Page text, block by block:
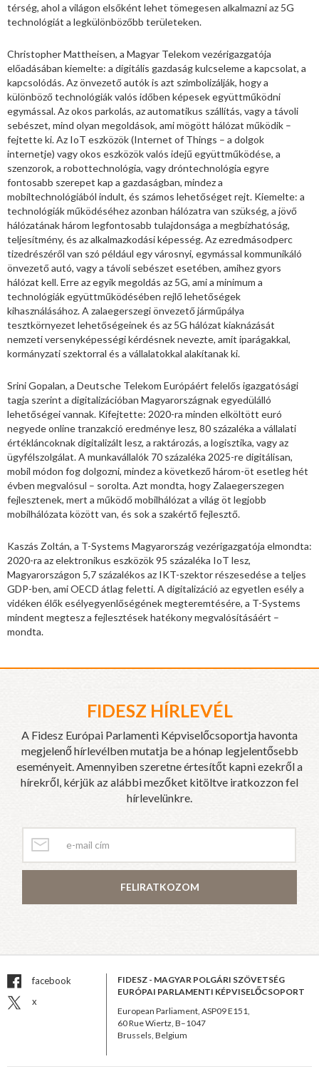
térség, ahol a világon elsőként lehet tömegesen alkalmazni az 5G
technológiát a legkülönbözőbb területeken.
Christopher Mattheisen, a Magyar Telekom vezérigazgatója
előadásában kiemelte: a digitális gazdaság kulcseleme a kapcsolat, a
kapcsolódás. Az önvezető autók is azt szimbolizálják, hogy a
különböző technológiák valós időben képesek együttműködni
egymással. Az okos parkolás, az automatikus szállítás, vagy a távoli
sebészet, mind olyan megoldások, ami mögött hálózat működik –
fejtette ki. Az IoT eszközök (Internet of Things – a dolgok
internetje) vagy okos eszközök valós idejű együttműködése, a
szenzorok, a robottechnológia, vagy dróntechnológia egyre
fontosabb szerepet kap a gazdaságban, mindez a
mobiltechnológiából indult, és számos lehetőséget rejt. Kiemelte: a
technológiák működéséhez azonban hálózatra van szükség, a jövő
hálózatának három legfontosabb tulajdonsága a megbízhatóság,
teljesítmény, és az alkalmazkodási képesség. Az ezredmásodperc
tizedrészéről van szó például egy városnyi, egymással kommunikáló
önvezető autó, vagy a távoli sebészet esetében, amihez gyors
hálózat kell. Erre az egyik megoldás az 5G, ami a minimum a
technológiák együttműködésében rejlő lehetőségek
kihasználásához. A zalaegerszegi önvezető járműpálya
tesztkörnyezet lehetőségeinek és az 5G hálózat kiaknázását
nemzeti versenyképességi kérdésnek nevezte, amit iparágakkal,
kormányzati szektorral és a vállalatokkal alakítanak ki.
Srini Gopalan, a Deutsche Telekom Európáért felelős igazgatósági
tagja szerint a digitalizációban Magyarországnak egyedülálló
lehetőségei vannak. Kifejtette: 2020-ra minden elköltött euró
negyede online tranzakció eredménye lesz, 80 százaléka a vállalati
értékláncoknak digitalizált lesz, a raktározás, a logisztika, vagy az
ügyfélszolgálat. A munkavállalók 70 százaléka 2025-re digitálisan,
mobil módon fog dolgozni, mindez a következő három-öt esetleg hét
évben megvalósul – sorolta. Azt mondta, hogy Zalaegerszegen
fejlesztenek, mert a működő mobilhálózat a világ öt legjobb
mobilhálózata között van, és sok a szakértő fejlesztő.
Kaszás Zoltán, a T-Systems Magyarország vezérigazgatója elmondta:
2020-ra az elektronikus eszközök 95 százaléka IoT lesz,
Magyarországon 5,7 százalékos az IKT-szektor részesedése a teljes
GDP-ben, ami OECD átlag feletti. A digitalizáció az egyetlen esély a
vidéken élők esélyegyenlőségének megteremtésére, a T-Systems
mindent megtesz a fejlesztések hatékony megvalósításáért –
mondta.
FIDESZ HÍRLEVÉL
A Fidesz Európai Parlamenti Képviselőcsoportja havonta
megjelenő hírlevélben mutatja be a hónap legjelentősebb
eseményeit. Amennyiben szeretne értesítőt kapni ezekről a
hírekről, kérjük az alábbi mezőket kitöltve iratkozzon fel
hírlevelünkre.
FELIRATKOZOM
facebook
x
FIDESZ - MAGYAR POLGÁRI SZÖVETSÉG
EURÓPAI PARLAMENTI KÉPVISELŐCSOPORT
European Parliament, ASP09 E151,
60 Rue Wiertz, B–1047
Brussels, Belgium